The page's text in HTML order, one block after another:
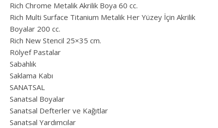
Rich Chrome Metalik Akrilik Boya 60 cc.
Rich Multi Surface Titanium Metalik Her Yüzey İçin Akrilik
Boyalar 200 cc.
Rich New Stencil 25×35 cm.
Rölyef Pastalar
Sabahlık
Saklama Kabı
SANATSAL
Sanatsal Boyalar
Sanatsal Defterler ve Kağıtlar
Sanatsal Yardımcılar